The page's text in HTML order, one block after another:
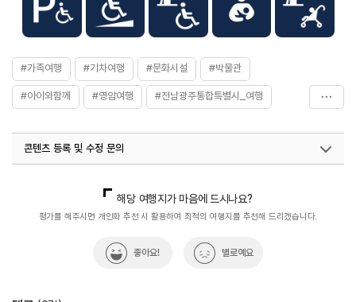
#가족여행 #기차여행 #문화시설 #박물관
#아이와함께 #영암여행 #전남광주통합특별시_여행
콘텐츠 등록 및 수정 문의
열린관광콘텐츠팀(열린관광-모두의여행)
033-738-3425
해당 여행지가 마음에 드시나요?
평가를 해주시면 개인화 추천 시 활용하여 최적의 여행지를 추천해 드리겠습니다.
좋아요! 별로예요